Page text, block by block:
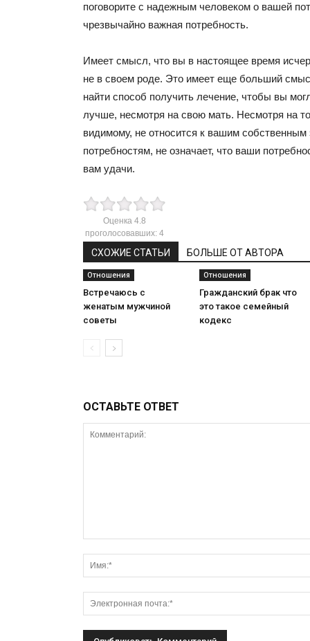
поговорите с надежным человеком о вашей
чрезвычайно важная потребность.
Имеет смысл, что вы в настоящее время
не в своем роде. Это имеет еще больший
найти способ получить лечение, чтобы вы
лучше, несмотря на свою мать. Несмотря на
видимому, не относится к вашим
потребностям, не означает, что ваши
вам удачи.
Оценка 4.8
проголосовавших: 4
СХОЖИЕ СТАТЬИ БОЛЬШЕ ОТ АВТОРА
Отношения
Встречаюсь с
женатым мужчиной
советы
Отношения
Гражданский брак что
это такое семейный
кодекс
ОСТАВЬТЕ ОТВЕТ